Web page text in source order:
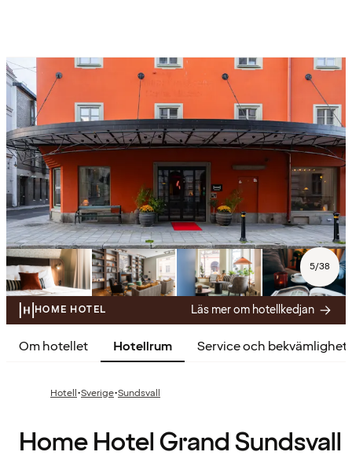
5/38
HOME HOTEL Läs mer om hotellkedjan
Om hotellet Hotellrum Service och
Hotell·Sverige·Sundsvall
Home Hotel Grand Sundsvall